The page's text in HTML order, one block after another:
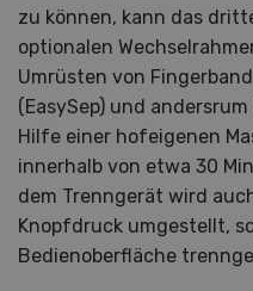
zu können, kann das
optionalen
Umrüsten von
(EasySep) und
Hilfe einer hofeigenen
innerhalb von etwa 30
dem Trenngerät wird
Knopfdruck umgestellt,
Bedienoberfläche